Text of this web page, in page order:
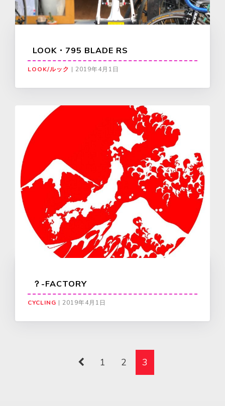
LOOK・795 BLADE RS
LOOK/ルック | 2019年4月1日
？-FACTORY
CYCLING | 2019年4月1日
1 2 3